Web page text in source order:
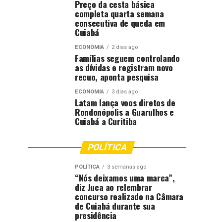
Preço da cesta básica
completa quarta semana
consecutiva de queda em
Cuiabá
ECONOMIA 2 dias ago
Famílias seguem controlando
as dívidas e registram novo
recuo, aponta pesquisa
ECONOMIA 3 dias ago
Latam lança voos diretos de
Rondonópolis a Guarulhos e
Cuiabá a Curitiba
POLÍTICA
POLÍTICA 3 semanas ago
“Nós deixamos uma marca”,
diz Juca ao relembrar
concurso realizado na Câmara
de Cuiabá durante sua
presidência